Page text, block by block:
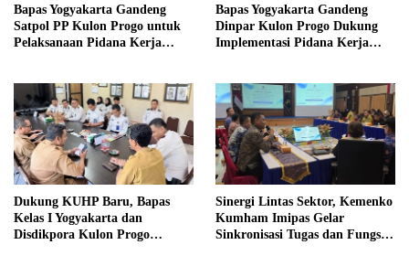
Bapas Yogyakarta Gandeng
Satpol PP Kulon Progo untuk
Pelaksanaan Pidana Kerja
Bapas Yogyakarta Gandeng
Dinpar Kulon Progo Dukung
Implementasi Pidana Kerja
Dukung KUHP Baru, Bapas
Kelas I Yogyakarta dan
Disdikpora Kulon Progo
Sinergi Lintas Sektor, Kemenko
Kumham Imipas Gelar
Sinkronisasi Tugas dan Fungsi